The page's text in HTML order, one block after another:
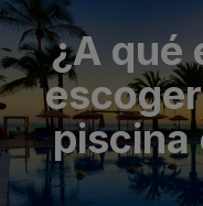
¿A qué
piscina